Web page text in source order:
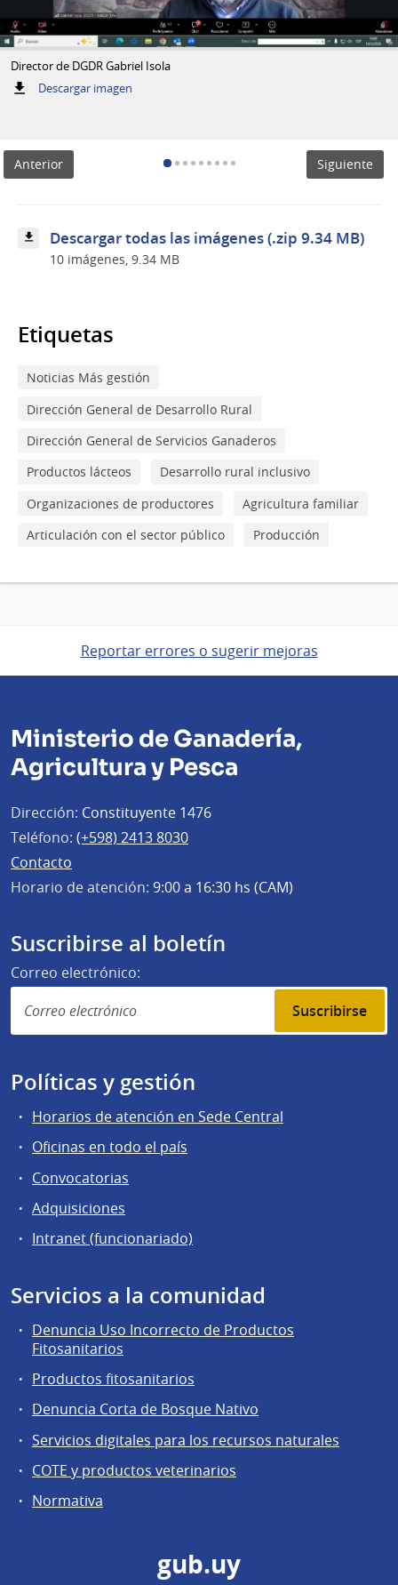
Director de DGDR Gabriel Isola
Descargar imagen:
Anterior Siguiente
Descargar todas las imágenes (.zip 9.34 MB)
10 imágenes, 9.34 MB
Etiquetas
Noticias Más gestión
Dirección General de Desarrollo Rural
Dirección General de Servicios Ganaderos
Productos lácteos
Desarrollo rural inclusivo
Organizaciones de productores
Agricultura familiar
Articulación con el sector público
Producción
Reportar errores o sugerir mejoras
Ministerio de Ganadería,
Agricultura y Pesca
Dirección: Constituyente 1476
Teléfono: (+598) 2413 8030
Contacto
Horario de atención: 9:00 a 16:30 hs (CAM)
Suscribirse al boletín
Correo electrónico:
Suscribirse
Políticas y gestión
Horarios de atención en Sede Central
Oficinas en todo el país
Convocatorias
Adquisiciones
Intranet (funcionariado)
Servicios a la comunidad
Denuncia Uso Incorrecto de Productos
Fitosanitarios
Productos fitosanitarios
Denuncia Corta de Bosque Nativo
Servicios digitales para los recursos naturales
COTE y productos veterinarios
Normativa
gub.uy